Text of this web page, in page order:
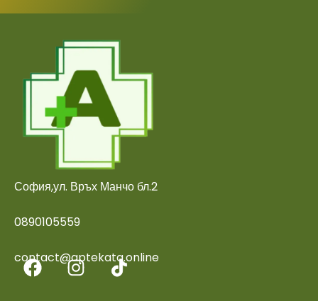
София,ул. Връх Манчо бл.2
0890105559
contact@aptekata.online